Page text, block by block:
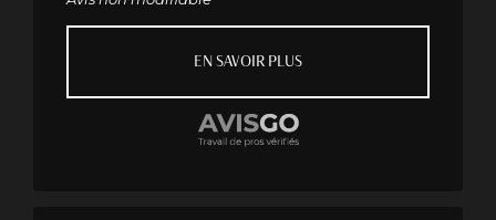
EN SAVOIR PLUS